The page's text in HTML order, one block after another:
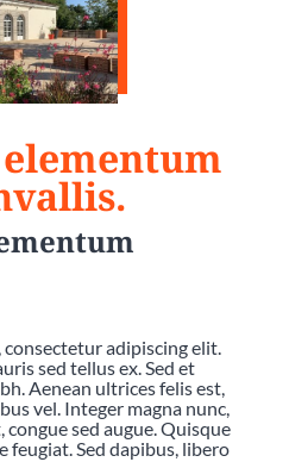
adipiscing elit.
sed tellus ex. Sed et
Aenean ultrices felis est,
vel. Integer magna nunc,
sed augue. Quisque
feugiat. Sed dapibus, libero